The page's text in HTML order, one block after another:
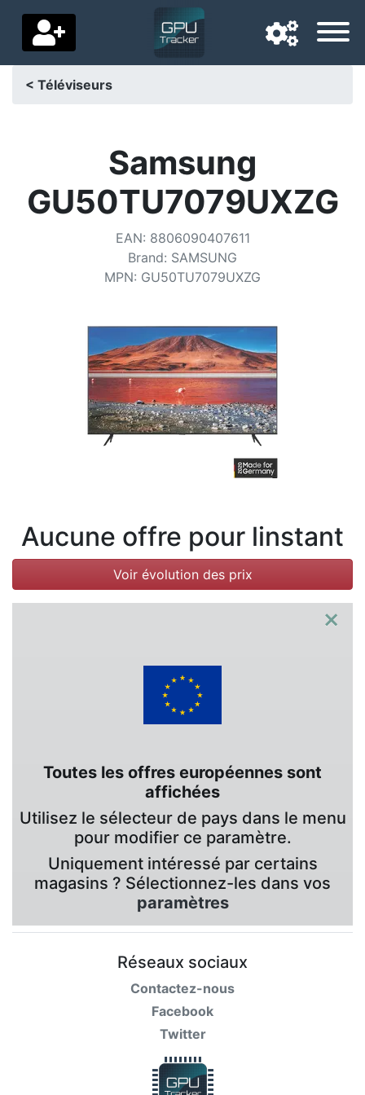
Pays de livraison
Accueil
Contactez-nous
Conditions
Catégories
< Téléviseurs
Samsung
GU50TU7079UXZG
EAN: 8806090407611
Brand: SAMSUNG
MPN: GU50TU7079UXZG
Aucune offre pour linstant
Voir évolution des prix
×
Toutes les offres européennes sont
affichées
Utilisez le sélecteur de pays dans le menu
pour modifier ce paramètre.
Uniquement intéressé par certains
magasins ? Sélectionnez-les dans vos
paramètres
Réseaux sociaux
Contactez-nous
Facebook
Twitter